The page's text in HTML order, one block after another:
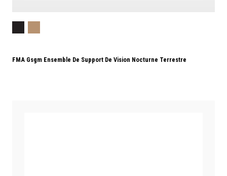
FMA Gsgm Ensemble De Support De Vision Nocturne Terrestre